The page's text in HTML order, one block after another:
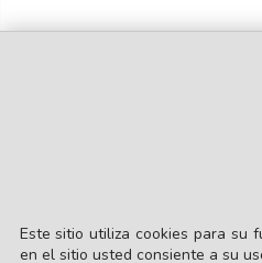
Este sitio utiliza cookies para su
en el sitio usted consiente a su